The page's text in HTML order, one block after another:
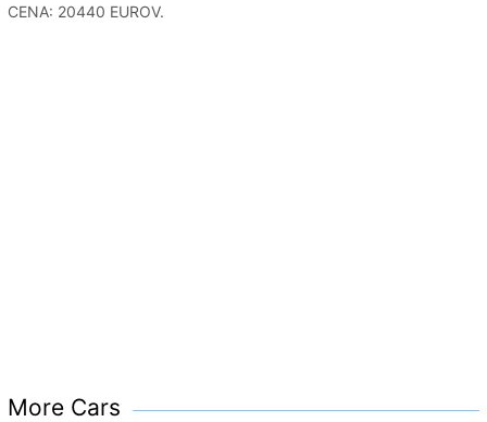
CENA: 20440 EUROV.
More Cars